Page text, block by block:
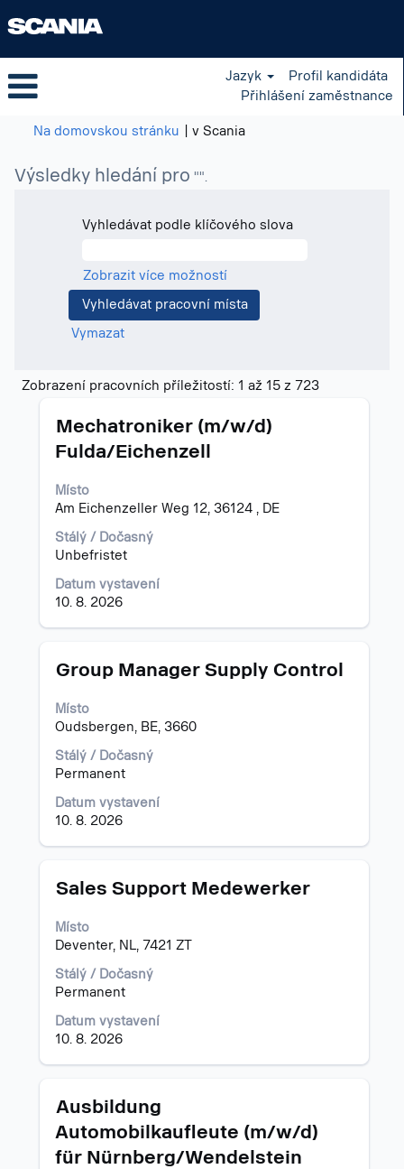
Jazyk
Profil kandidáta
Přihlášení zaměstnance
Na domovskou stránku v Scania(aktuální
Výsledky hledání pro "".
Vyhledávat podle klíčového slova
Zobrazit více možností
Vymazat
Zobrazení pracovních příležitostí: 1 až 15 z 723Výsledky
navigaci
Titul
Mechatroniker (m/w/d)
Fulda/Eichenzell
Místo
Am Eichenzeller Weg 12, 36124 , DE
Stálý / Dočasný
Unbefristet
Datum vystavení
10. 8. 2026
Vyberte
zobrazení
informací
o
profesi.
Titul
Group Manager Supply Control
Místo
Oudsbergen, BE, 3660
Stálý / Dočasný
Permanent
Datum vystavení
10. 8. 2026
Vyberte
mezerníkem
zobrazení
veškerých
informací
o
profesi.
Titul
Sales Support Medewerker
Místo
Deventer, NL, 7421 ZT
Stálý / Dočasný
Permanent
Datum vystavení
10. 8. 2026
Vyberte
zobrazení
veškerých
o
profesi.
Titul
Ausbildung
Automobilkaufleute (m/w/d)
für Nürnberg/Wendelstein
Vyberte
zobrazení
veškerých